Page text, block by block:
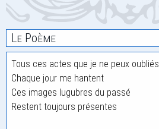
Le Poème
Tous ces actes que je ne peux oubliés
Chaque jour me hantent
Ces images lugubres du passé
Restent toujours présentes